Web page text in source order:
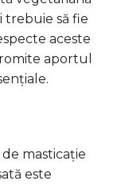
trebuie să fie
aceste
aportul
masticație
este